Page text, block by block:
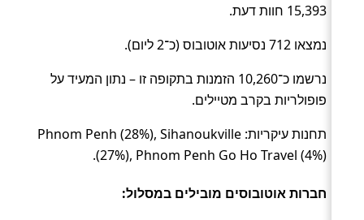
15,393 חוות דעת.
נמצאו 712 נסיעות אוטובוס (כ־2 ליום).
נרשמו כ־10,260 הזמנות בתקופה זו – נתון המעיד על
פופולריות בקרב מטיילים.
תחנות עיקריות: Phnom Penh (28%), Sihanoukville
(27%), Phnom Penh Go Ho Travel (4%).
חברות אוטובוסים מובילים במסלול: